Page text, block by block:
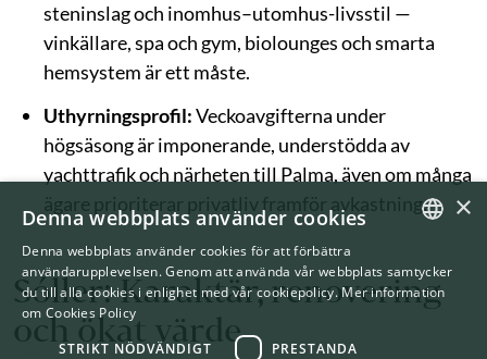
steninslag och inomhus–utomhus-livsstil —
vinkällare, spa och gym, biolounges och smarta
hemsystem är ett måste.
Uthyrningsprofil:Veckoavgifterna under
högsäsong är imponerande, understödda av
yachttrafik och närheten till Palma, även om många
ägare prioriterar privatliv framför avkastning.
Sóller: Karaktär, renovering
och ökat värde
ENGLISH
SWEDISH
×
Denna webbplats använder cookies
Denna webbplats använder cookies för att förbättra
användarupplevelsen. Genom att använda vår webbplats samtycker
du till alla cookies i enlighet med vår cookiepolicy. Mer information
om Cookies Policy
STRIKT NÖDVÄNDIGT
PRESTANDA